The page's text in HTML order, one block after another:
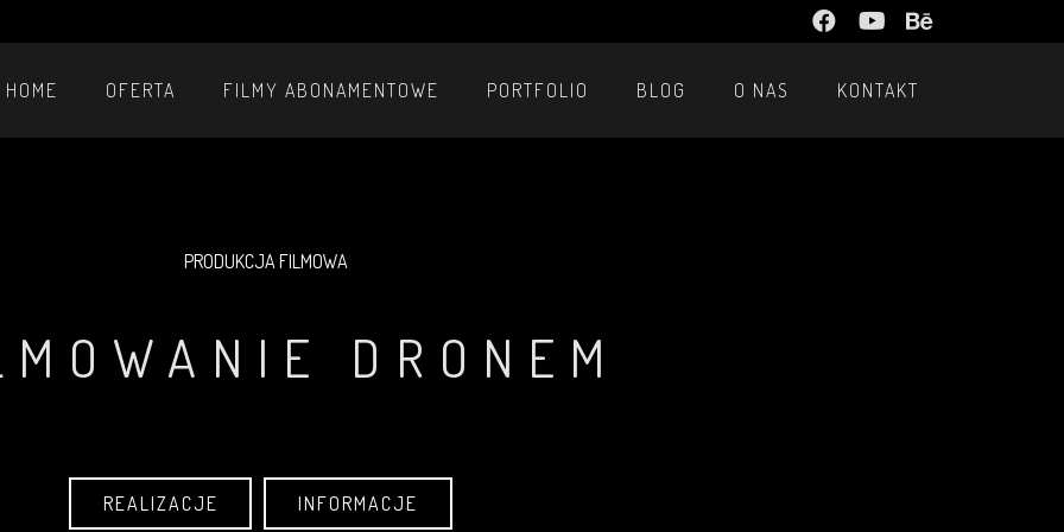
HOME OFERTA FILMY ABONAMENTOWE PORTFOLIO BLOG O NAS KONTAKT
PRODUKCJA FILMOWA
DRONEM
REALIZACJE INFORMACJE